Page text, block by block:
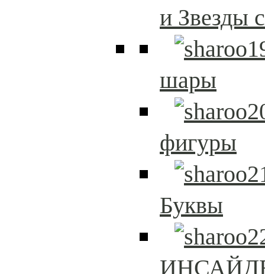
и Звезды
шары
фигуры
Буквы